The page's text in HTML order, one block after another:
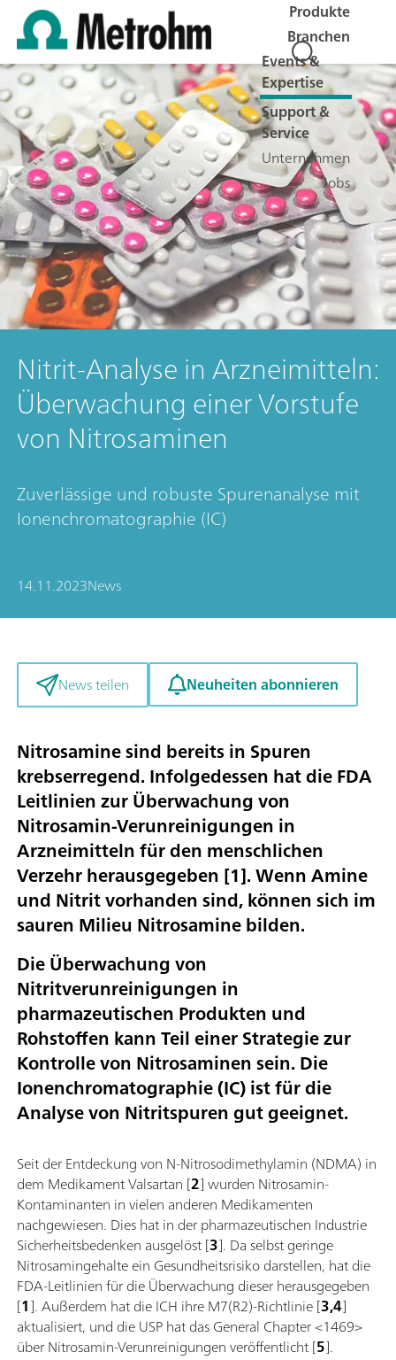
Produkte
Branchen
Events &
Expertise
Support &
Service
Unternehmen
Jobs
Nitrit-Analyse in Arzneimitteln:
Überwachung einer Vorstufe
von Nitrosaminen
Zuverlässige und robuste Spurenanalyse mit
Ionenchromatographie (IC)
14.11.2023News
News teilen Neuheiten abonnieren
Nitrosamine sind bereits in Spuren
krebserregend. Infolgedessen hat die FDA
Leitlinien zur Überwachung von
Nitrosamin-Verunreinigungen in
Arzneimitteln für den menschlichen
Verzehr herausgegeben [1]. Wenn Amine
und Nitrit vorhanden sind, können sich im
sauren Milieu Nitrosamine bilden.
Die Überwachung von
Nitritverunreinigungen in
pharmazeutischen Produkten und
Rohstoffen kann Teil einer Strategie zur
Kontrolle von Nitrosaminen sein. Die
Ionenchromatographie (IC) ist für die
Analyse von Nitritspuren gut geeignet.
Seit der Entdeckung von N-Nitrosodimethylamin (NDMA) in
dem Medikament Valsartan [2] wurden Nitrosamin-
Kontaminanten in vielen anderen Medikamenten
nachgewiesen. Dies hat in der pharmazeutischen Industrie
Sicherheitsbedenken ausgelöst [3]. Da selbst geringe
Nitrosamingehalte ein Gesundheitsrisiko darstellen, hat die
FDA-Leitlinien für die Überwachung dieser herausgegeben
[1]. Außerdem hat die ICH ihre M7(R2)-Richtlinie [3,4]
aktualisiert, und die USP hat das General Chapter <1469>
über Nitrosamin-Verunreinigungen veröffentlicht [5].